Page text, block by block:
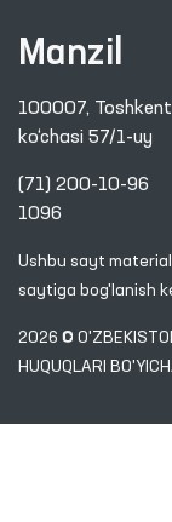
Manzil
100007, Toshkent
ko‘chasi 57/1-uy
(71) 200-10-96
1096
Ushbu sayt
saytiga bog'lanish
2026 ©
HUQUQLARI